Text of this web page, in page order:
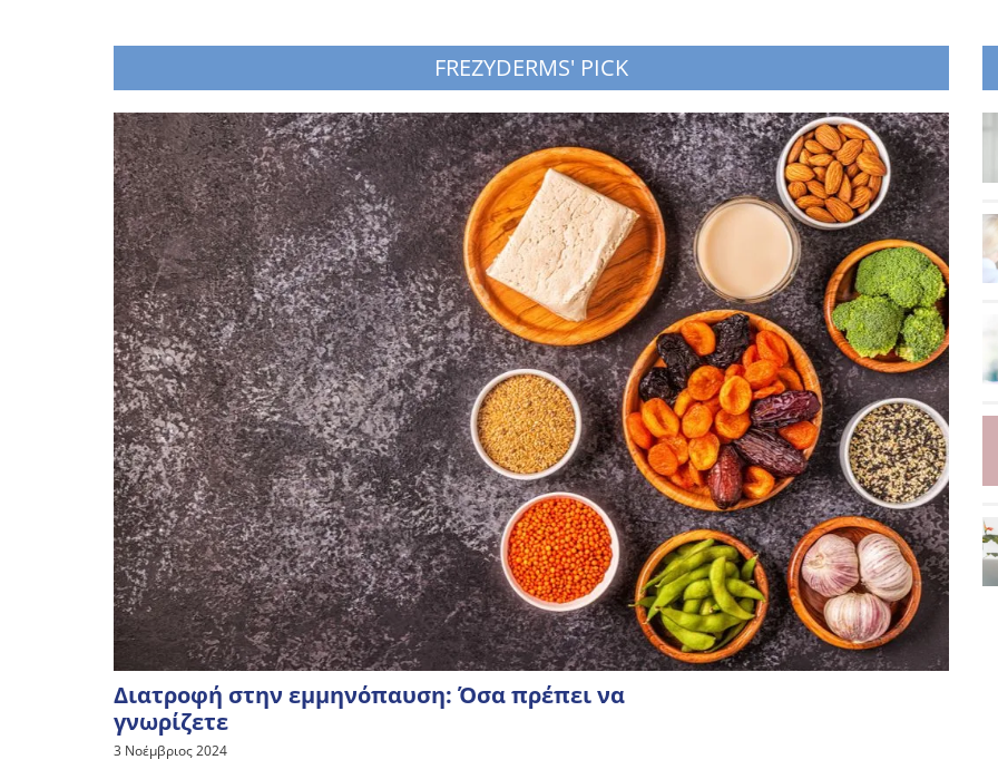
FREZYDERMS' PICK
Διατροφή στην εμμηνόπαυση: Όσα πρέπει να
γνωρίζετε
3 Νοέμβριος 2024